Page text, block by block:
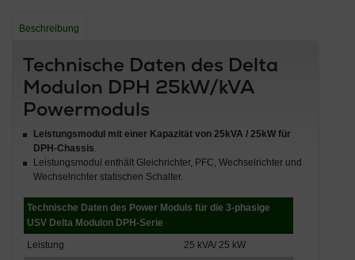
Beschreibung
Technische Daten des Delta
Modulon DPH 25kW/kVA
Powermoduls
Leistungsmodul mit einer Kapazität von 25kVA / 25kW für
DPH-Chassis.
Leistungsmodul enthält Gleichrichter, PFC, Wechselrichter und
Wechselrichter statischen Schalter.
Technische Daten des Power Moduls für die 3-phasige
USV Delta Modulon DPH-Serie
Leistung
25 kVA/ 25 kW